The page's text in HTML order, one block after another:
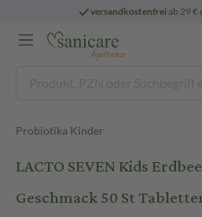
versandkostenfreiab 29 €
Probiotika Kinder
LACTO SEVEN Kids
Geschmack 50 St